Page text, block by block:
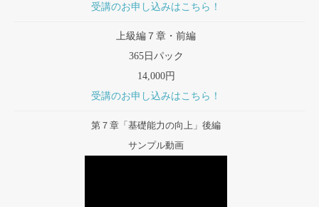
受講のお申し込みはこちら！
上級編７章・前編
365日パック
14,000円
受講のお申し込みはこちら！
第７章「基礎能力の向上」後編
サンプル動画